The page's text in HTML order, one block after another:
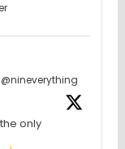
@nineverything
only